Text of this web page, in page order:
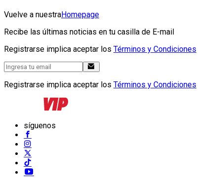
Vuelve a nuestraHomepage
Recibe las últimas noticias en tu casilla de E-mail
Registrarse implica aceptar los Términos y Condiciones
Registrarse implica aceptar los Términos y Condiciones
síguenos